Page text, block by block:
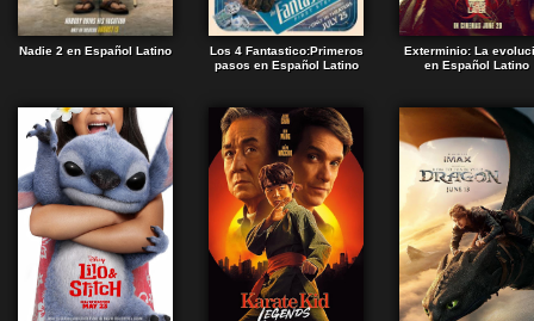
Nadie 2 en Español Latino
Los 4 Fantastico:Primeros
pasos en Español Latino
Exterminio: La
en Español Latino